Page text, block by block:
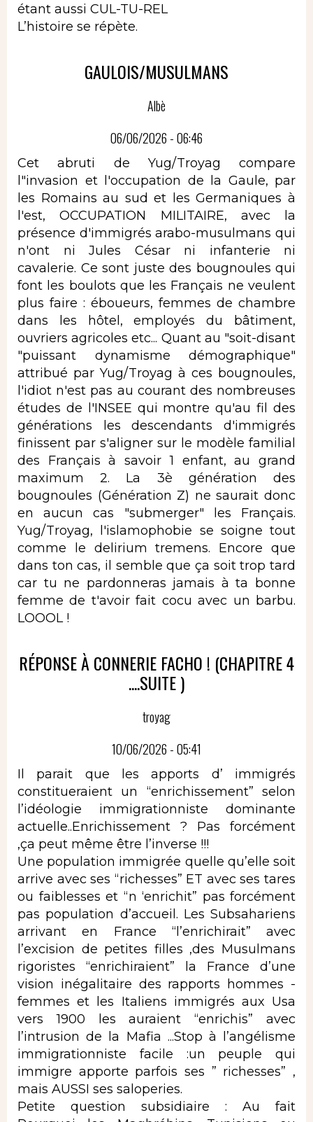
étant aussi CUL-TU-REL
L’histoire se répète.
GAULOIS/MUSULMANS
Albè
06/06/2026 - 06:46
Cet abruti de Yug/Troyag compare
l"invasion et l'occupation de la Gaule, par
les Romains au sud et les Germaniques à
l'est, OCCUPATION MILITAIRE, avec la
présence d'immigrés arabo-musulmans qui
n'ont ni Jules César ni infanterie ni
cavalerie. Ce sont juste des bougnoules qui
font les boulots que les Français ne veulent
plus faire : éboueurs, femmes de chambre
dans les hôtel, employés du bâtiment,
ouvriers agricoles etc... Quant au "soit-disant
"puissant dynamisme démographique"
attribué par Yug/Troyag à ces bougnoules,
l'idiot n'est pas au courant des nombreuses
études de l'INSEE qui montre qu'au fil des
générations les descendants d'immigrés
finissent par s'aligner sur le modèle familial
des Français à savoir 1 enfant, au grand
maximum 2. La 3è génération des
bougnoules (Génération Z) ne saurait donc
en aucun cas "submerger" les Français.
Yug/Troyag, l'islamophobie se soigne tout
comme le delirium tremens. Encore que
dans ton cas, il semble que ça soit trop tard
car tu ne pardonneras jamais à ta bonne
femme de t'avoir fait cocu avec un barbu.
LOOOL !
RÉPONSE À CONNERIE FACHO ! (CHAPITRE 4
....SUITE )
troyag
10/06/2026 - 05:41
Il parait que les apports d’ immigrés
constitueraient un “enrichissement” selon
l’idéologie immigrationniste dominante
actuelle..Enrichissement ? Pas forcément
,ça peut même être l’inverse !!!
Une population immigrée quelle qu’elle soit
arrive avec ses “richesses” ET avec ses tares
ou faiblesses et “n ‘enrichit” pas forcément
pas population d’accueil. Les Subsahariens
arrivant en France “l’enrichirait” avec
l’excision de petites filles ,des Musulmans
rigoristes “enrichiraient” la France d’une
vision inégalitaire des rapports hommes -
femmes et les Italiens immigrés aux Usa
vers 1900 les auraient “enrichis” avec
l’intrusion de la Mafia ...Stop à l’angélisme
immigrationniste facile :un peuple qui
immigre apporte parfois ses ” richesses” ,
mais AUSSI ses saloperies.
Petite question subsidiaire : Au fait